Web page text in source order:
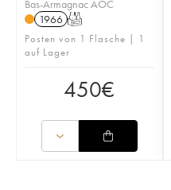
Bas-Armagnac AOC
1966 T
Posten von 1 Flasche | 1
auf Lager
450€